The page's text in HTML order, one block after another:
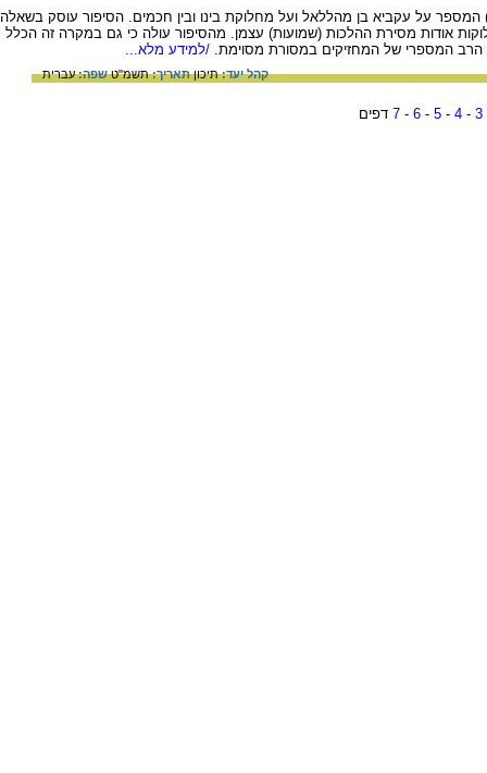
המספר על עקביא בן מהללאל ועל מחלוקת בינו ובין חכמים. הסיפור עוסק בשאלה
אודות מסירת ההלכות (שמועות) עצמן. מהסיפור עולה כי גם במקרה זה הכלל
המספרי של המחזיקים במסורת מסוימת. /למידע מלא...
קהל יעד:תיכוןתאריך:תשמ"טשפה:עברית
3
-
4
-
5
-
6
-
7 דפים